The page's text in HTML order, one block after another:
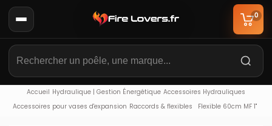
0
Accueil Hydraulique | Gestion Énergétique Accessoires Hydrauliques
Accessoires pour vases d'expansion Raccords & flexibles Flexible 60cm MF 1"